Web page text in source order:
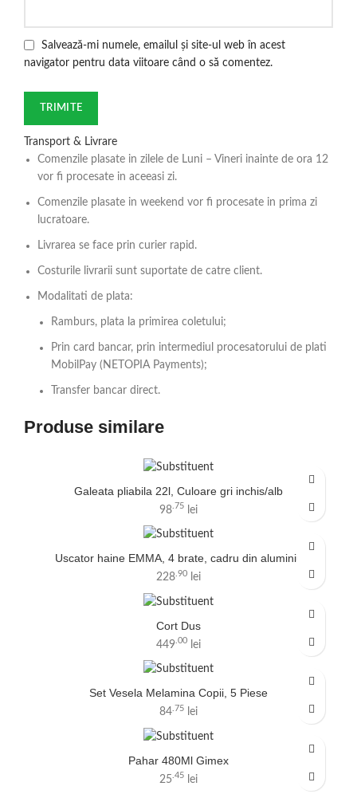
Salvează-mi numele, emailul și site-ul web în acest
navigator pentru data viitoare când o să comentez.
Transport & Livrare
Comenzile plasate in zilele de Luni – Vineri inainte de ora 12
vor fi procesate in aceeasi zi.
Comenzile plasate in weekend vor fi procesate in prima zi
lucratoare.
Livrarea se face prin curier rapid.
Costurile livrarii sunt suportate de catre client.
Modalitati de plata:
Ramburs, plata la primirea coletului;
Prin card bancar, prin intermediul procesatorului de plati
MobilPay (NETOPIA Payments);
Transfer bancar direct.
Produse similare
Galeata pliabila 22l, Culoare gri inchis/alb
98.75 lei
Uscator haine EMMA, 4 brate, cadru din aluminiu
228 .90 lei
Cort Dus
449.00 lei
Set Vesela Melamina Copii, 5 Piese
84 .75 lei
Pahar 480Ml Gimex
25.45 lei